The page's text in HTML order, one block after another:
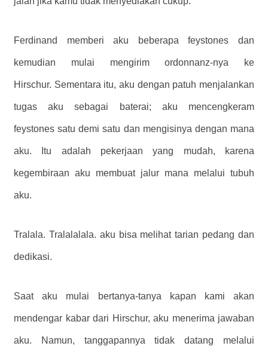
Ferdinand memberi aku beberapa feystones dan
kemudian mulai mengirim ordonnanz-nya ke
Hirschur. Sementara itu, aku dengan patuh menjalankan
tugas aku sebagai baterai; aku mencengkeram
feystones satu demi satu dan mengisinya dengan mana
aku. Itu adalah pekerjaan yang mudah, karena
kegembiraan aku membuat jalur mana melalui tubuh
aku.
Tralala. Tralalalala. aku bisa melihat tarian pedang dan
dedikasi.
Saat aku mulai bertanya-tanya kapan kami akan
mendengar kabar dari Hirschur, aku menerima jawaban
aku. Namun, tanggapannya tidak datang melalui